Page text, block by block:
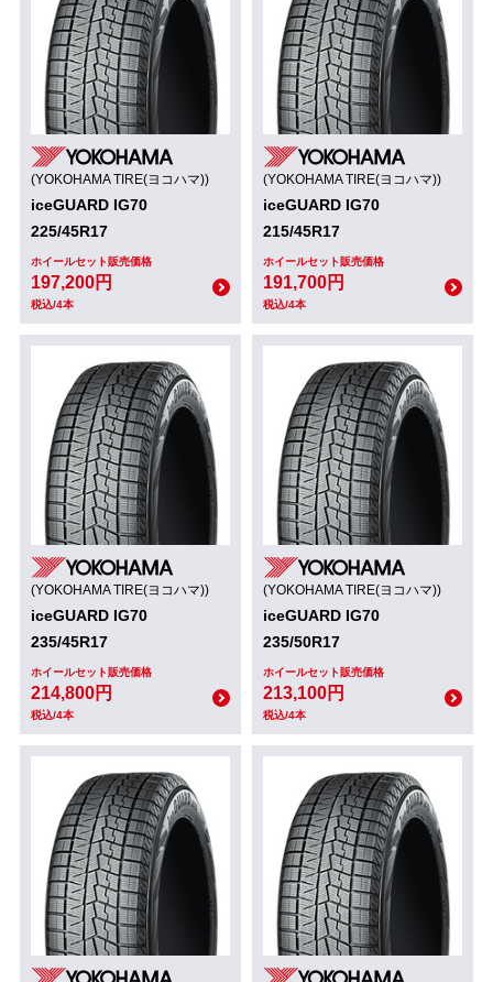
(YOKOHAMA TIRE(ヨコハマ))
iceGUARD IG70
225/45R17
ホイールセット販売価格
197,200円
税込/4本
(YOKOHAMA TIRE(ヨコハマ))
iceGUARD IG70
215/45R17
ホイールセット販売価格
191,700円
税込/4本
(YOKOHAMA TIRE(ヨコハマ))
iceGUARD IG70
235/45R17
ホイールセット販売価格
214,800円
税込/4本
(YOKOHAMA TIRE(ヨコハマ))
iceGUARD IG70
235/50R17
ホイールセット販売価格
213,100円
税込/4本